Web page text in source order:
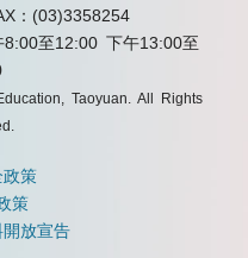
：(03)3358254
8:00至12:00 下午13:00至
Taoyuan. All Rights
政策
策
放宣告